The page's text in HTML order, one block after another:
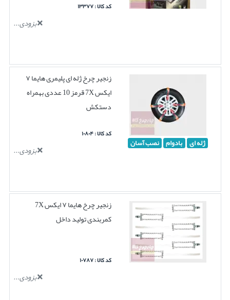
کد کالا : ۱۳۳۷۷
بزودی...
ژله ای بادوام نصب آسان
زنجیر چرخ ژله ای پلیمری هایما ۷
ایکس 7X قرمز 10 عددی بهمراه
دستکش
کد کالا : ۱۰۸۰۴
بزودی...
زنجیر چرخ هایما ۷ ایکس 7X
کمربندی تولید داخل
کد کالا : ۱۰۷۸۷
بزودی...